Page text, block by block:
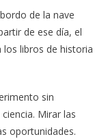
de la nave
de ese día, el
libros de historia
sin
Mirar las
oportunidades.